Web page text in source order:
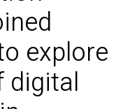
explore
digital